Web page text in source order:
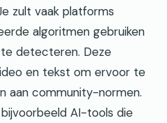
zult vaak platforms
algoritmen gebruiken
detecteren. Deze
en tekst om ervoor te
aan community-normen.
AI-tools die